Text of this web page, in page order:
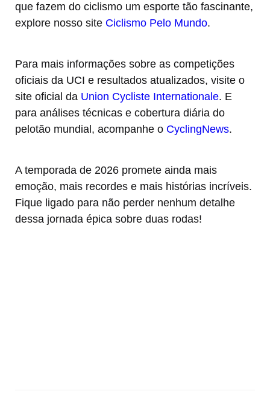
que fazem do ciclismo um esporte tão fascinante,
explore nosso site Ciclismo Pelo Mundo.
Para mais informações sobre as competições
oficiais da UCI e resultados atualizados, visite o
site oficial da Union Cycliste Internationale. E
para análises técnicas e cobertura diária do
pelotão mundial, acompanhe o CyclingNews.
A temporada de 2026 promete ainda mais
emoção, mais recordes e mais histórias incríveis.
Fique ligado para não perder nenhum detalhe
dessa jornada épica sobre duas rodas!